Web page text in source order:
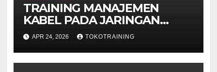
TRAINING MANAJEMEN
KABEL PADA JARINGAN
TELEKOMUNIKASI
APR 24, 2026 TOKOTRAINING